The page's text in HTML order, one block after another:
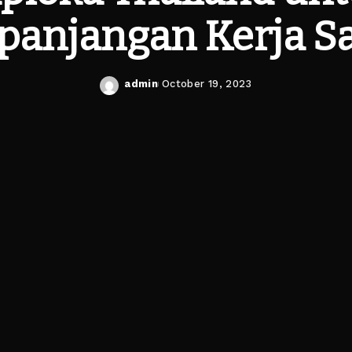
Kerja
Posted
admin October 19, 2023